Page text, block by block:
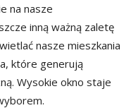
na nasze
inną ważną zaletę
nasze mieszkania
które generują
Wysokie okno staje